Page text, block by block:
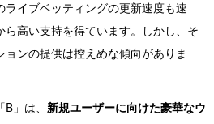
ライブベッティングの更新速度も速
ら高い支持を得ています。しかし、そ
ンの提供は控えめな傾向がありま
」は、 新規ユーザーに向けた豪華なウ